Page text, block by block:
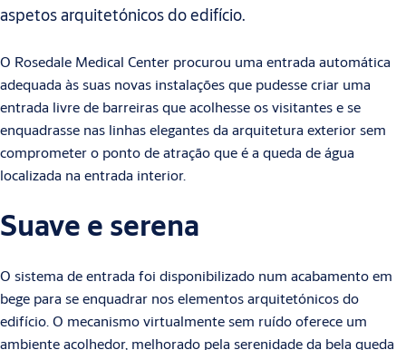
aspetos arquitetónicos do edifício.
O Rosedale Medical Center procurou uma entrada automática
adequada às suas novas instalações que pudesse criar uma
entrada livre de barreiras que acolhesse os visitantes e se
enquadrasse nas linhas elegantes da arquitetura exterior sem
comprometer o ponto de atração que é a queda de água
localizada na entrada interior.
Suave e serena
O sistema de entrada foi disponibilizado num acabamento em
bege para se enquadrar nos elementos arquitetónicos do
edifício. O mecanismo virtualmente sem ruído oferece um
ambiente acolhedor, melhorado pela serenidade da bela queda